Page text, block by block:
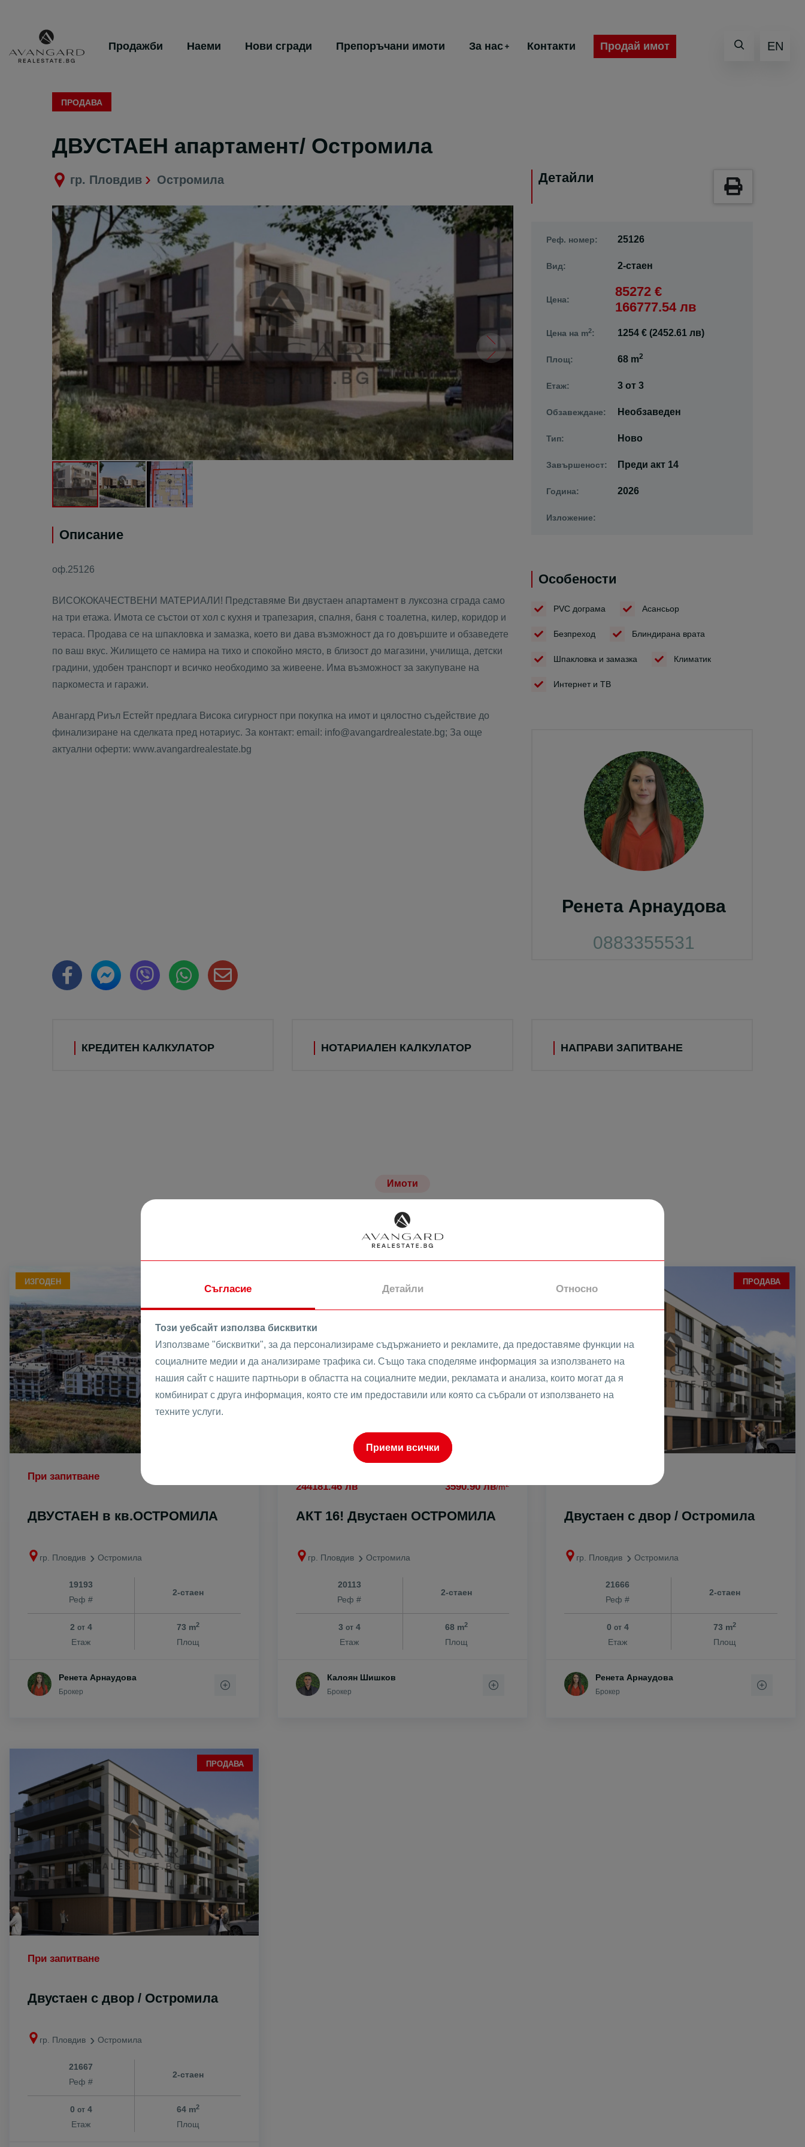
Продажби Наеми Нови сгради Препоръчани имоти За нас Контакти Продай имот EN
ПРОДАВА
ДВУСТАЕН апартамент/ Остромила
гр. Пловдив Остромила
Описание
оф.25126
ВИСОКОКАЧЕСТВЕНИ МАТЕРИАЛИ! Представяме Ви двустаен апартамент в луксозна сграда само
на три етажа. Имота се състои от хол с кухня и трапезария, спалня, баня с тоалетна, килер, коридор и
тераса. Продава се на шпакловка и замазка, което ви дава възможност да го довършите и обзаведете
по ваш вкус. Жилището се намира на тихо и спокойно място, в близост до магазини, училища, детски
градини, удобен транспорт и всичко необходимо за живеене. Има възможност за закупуване на
паркоместа и гаражи.
Авангард Риъл Естейт предлага Висока сигурност при покупка на имот и цялостно съдействие до
финализиране на сделката пред нотариус. За контакт: email: info@avangardrealestate.bg; За още
актуални оферти: www.avangardrealestate.bg
Детайли
Реф. номер: 25126
Вид: 2-стаен
Цена:
85272 €
166777.54 лв
Цена на m2: 1254 € (2452.61 лв)
Площ: 68 m2
Етаж: 3 от 3
Обзавеждане: Необзаведен
Тип: Ново
Завършеност: Преди акт 14
Година: 2026
Изложение:
Особености
PVC дограма Асансьор
Безпреход Блиндирана врата
Шпакловка и замазка Климатик
Интернет и ТВ
Ренета Арнаудова
0883355531
КРЕДИТЕН КАЛКУЛАТОР НОТАРИАЛЕН КАЛКУЛАТОР НАПРАВИ ЗАПИТВАНЕ
Имоти
Свързани имоти
ИЗГОДЕН
При запитване
ДВУСТАЕН в кв.ОСТРОМИЛА
гр. Пловдив Остромила
19193
Реф #
2-стаен
2 от4
Етаж
73 m2
Площ
Ренета Арнаудова
Брокер
244181.46 лв
3590.90 лв/m2
АКТ 16! Двустаен ОСТРОМИЛА
гр. Пловдив Остромила
20113
Реф #
2-стаен
3 от4
Етаж
68 m2
Площ
Калоян Шишков
Брокер
ПРОДАВА
Двустаен с двор / Остромила
гр. Пловдив Остромила
21666
Реф #
2-стаен
0 от4
Етаж
73 m2
Площ
Ренета Арнаудова
Брокер
ПРОДАВА
При запитване
Двустаен с двор / Остромила
гр. Пловдив Остромила
21667
Реф #
2-стаен
0 от4
Етаж
64 m2
Площ
Съгласие Детайли Относно
Този уебсайт използва бисквитки
Използваме "бисквитки", за да персонализираме съдържанието и рекламите, да предоставяме функции на
социалните медии и да анализираме трафика си. Също така споделяме информация за използването на
нашия сайт с нашите партньори в областта на социалните медии, рекламата и анализа, които могат да я
комбинират с друга информация, която сте им предоставили или която са събрали от използването на
техните услуги.
Приеми всички